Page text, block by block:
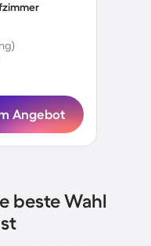
Angebot
beste Wahl